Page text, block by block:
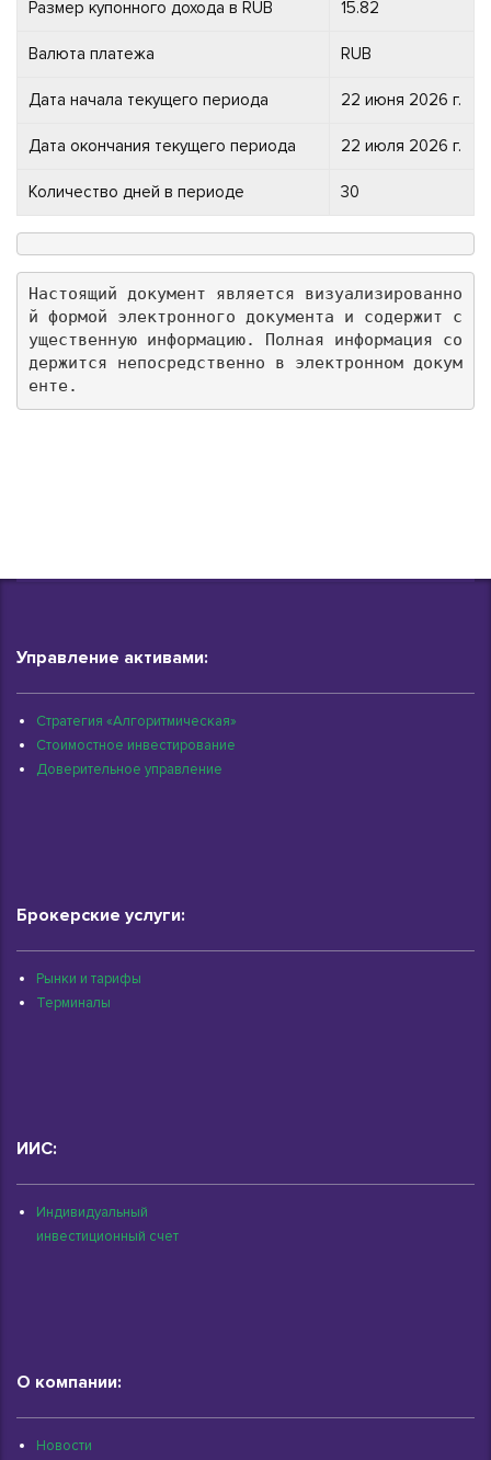
Размер купонного дохода в RUB 15.82
Валюта платежа RUB
Дата начала текущего периода 22 июня 2026 г.
Дата окончания текущего периода 22 июля 2026 г.
Количество дней в периоде 30
Настоящий документ является визуализированно
й формой электронного документа и содержит с
ущественную информацию. Полная информация со
держится непосредственно в электронном докум
енте.
Управление активами:
Стратегия «Алгоритмическая»
Стоимостное инвестирование
Доверительное управление
Брокерские услуги:
Рынки и тарифы
Терминалы
ИИС:
Индивидуальный
инвестиционный счет
О компании:
Новости